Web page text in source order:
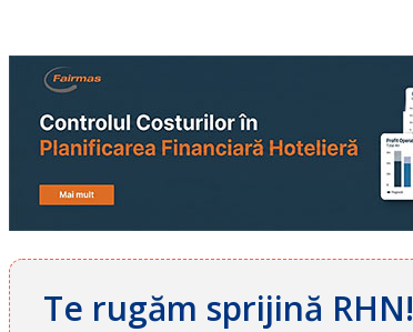
Te rugăm sprijină RHN!